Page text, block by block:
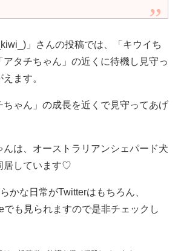
」さんの投稿では、「キウイち
アタチちゃん」の近くに待機し見守っ
ます。
ちゃん」の成長を近くで見守ってあげ
んは、オーストラリアンシェパード犬
居しています♡
かな日常がTwitterはもちろん、
でも見られますので是非チェックし